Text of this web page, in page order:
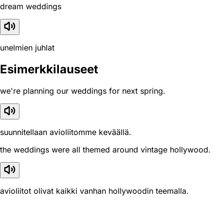
dream weddings
unelmien juhlat
Esimerkkilauseet
we're planning our weddings for next spring.
suunnitellaan avioliitomme keväällä.
the weddings were all themed around vintage hollywood.
avioliitot olivat kaikki vanhan hollywoodin teemalla.